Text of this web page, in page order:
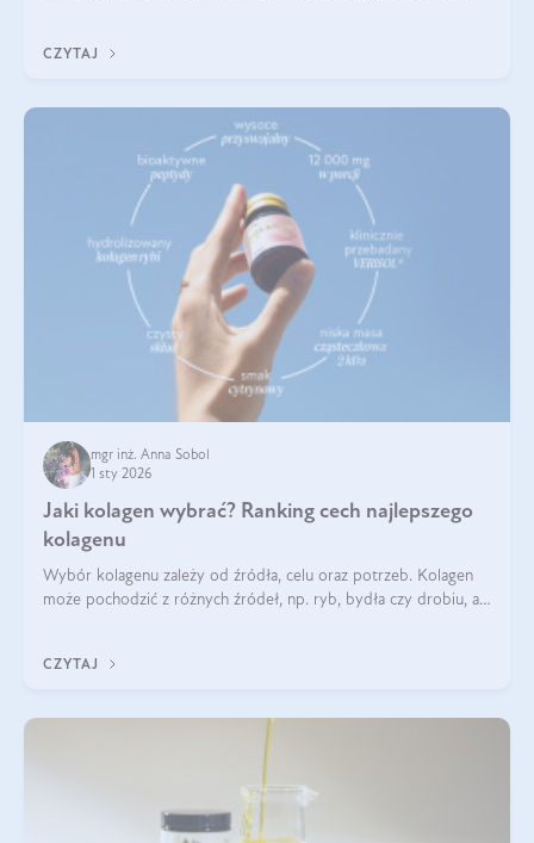
CZYTAJ
mgr inż. Anna Sobol
1 sty 2026
Jaki kolagen wybrać? Ranking cech najlepszego
kolagenu
Wybór kolagenu zależy od źródła, celu oraz potrzeb. Kolagen
może pochodzić z różnych źródeł, np. ryb, bydła czy drobiu, a
bydlęcy.
CZYTAJ